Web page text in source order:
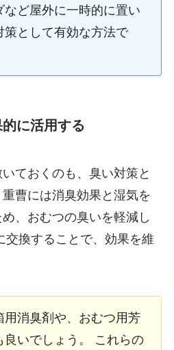
ど屋外に一時的に置い
策として有効な方法で
に活用する
ておくのも、臭い対策と
曹には消臭効果と湿気を
、おむつの臭いを軽減し
交換することで、効果を維
用消臭剤や、おむつ用芳
いでしょう。 これらの